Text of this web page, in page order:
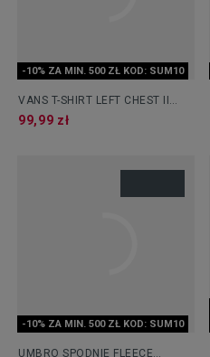
-10% ZA MIN. 500 ZŁ KOD: SUM10
VANS T-SHIRT LEFT CHEST II
LOOSE SS
99,99 zł
-10% ZA MIN. 500 ZŁ KOD: SUM10
UMBRO SPODNIE FLEECE